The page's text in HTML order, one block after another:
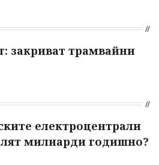
закриват трамвайни
електроцентрали
милиарди годишно?